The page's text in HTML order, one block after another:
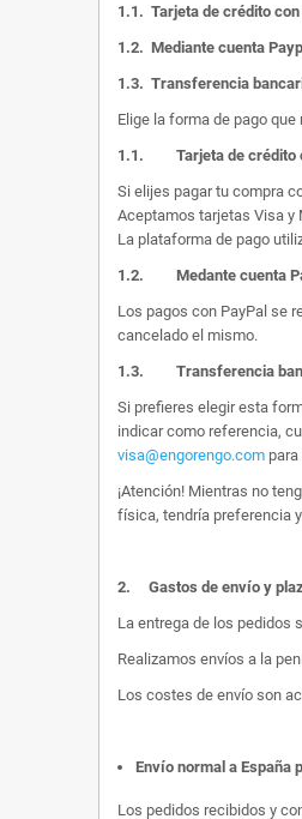
1.1. Tarjeta de crédito
1.2. Mediante cuenta
1.3. Transferencia
Elige la forma de pago
1.1. Tarjeta de crédito
Si elijes pagar tu compra
Aceptamos tarjetas Visa y
La plataforma de pago
1.2. Medante cuenta
Los pagos con PayPal se
cancelado el mismo.
1.3. Transferencia
Si prefieres elegir esta
indicar como referencia,
visa@engorengo.com
¡Atención! Mientras no
física, tendría preferencia
2. Gastos de envío y
La entrega de los pedidos
Realizamos envíos a la
Los costes de envío son
Envío normal a España
Los pedidos recibidos y